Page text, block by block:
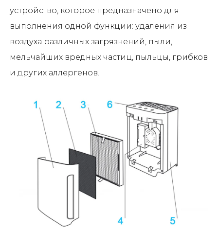
устройство, которое предназначено для
выполнения одной функции: удаления из
воздуха различных загрязнений, пыли,
мельчайших вредных частиц, пыльцы, грибков
и других аллергенов.